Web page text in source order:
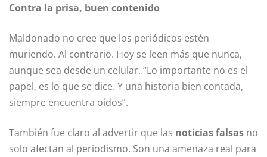
Contra la prisa, buen contenido
Maldonado no cree que los periódicos estén
muriendo. Al contrario. Hoy se leen más que nunca,
aunque sea desde un celular. “Lo importante no es el
papel, es lo que se dice. Y una historia bien contada,
siempre encuentra oídos”.
También fue claro al advertir que las noticias falsas no
solo afectan al periodismo. Son una amenaza real para